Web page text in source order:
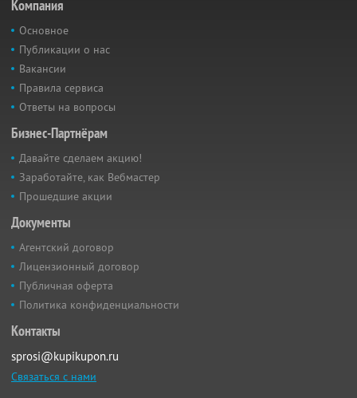
Компания
Основное
Публикации о нас
Вакансии
Правила сервиса
Ответы на вопросы
Бизнес-Партнёрам
Давайте сделаем акцию!
Заработайте, как Вебмастер
Прошедшие акции
Документы
Агентский договор
Лицензионный договор
Публичная оферта
Политика конфиденциальности
Контакты
sprosi@kupikupon.ru
Связаться с нами